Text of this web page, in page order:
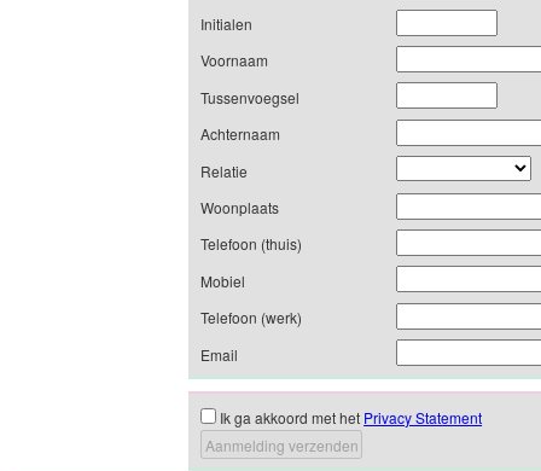
Initialen
Voornaam
Tussenvoegsel
Achternaam
Relatie
Woonplaats
Telefoon (thuis)
Mobiel
Telefoon (werk)
Email
Ik ga akkoord met het Privacy Statement